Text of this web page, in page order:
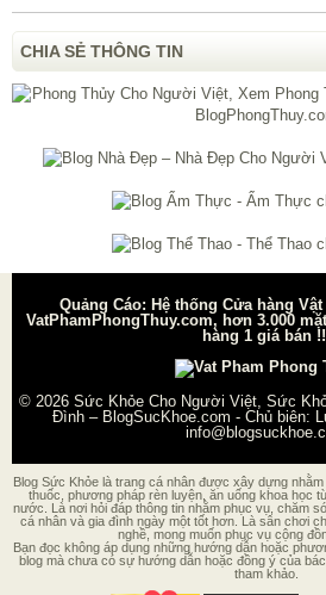
CHIA SẺ THÔNG TIN
Quảng Cáo: Hệ thống Cửa hàng
VatPhamPhongThuy.com, hơn 3.000
hàng 1 giá bán
© 2026 Sức Khỏe Cho Người Việt, Sức
Đình – BlogSucKhoe.com - Chủ biên:
Blog Sức Khỏe là trang cá nhân được xây dựng
thuốc, phương pháp rèn luyện, ăn uống khoa học
nước. Là nơi hỏi đáp thông tin nhằm phục vụ, chăm
cá nhân và gia đình ngày một tốt hơn. Là sân chơi
nghề, mong muốn phục vụ cộng
Bạn đọc không áp dụng những hướng dẫn hoặc
blog mà chưa có sự hướng dẫn hoặc đồng ý của
tham khảo.